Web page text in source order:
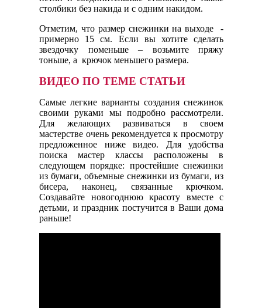
столбики без накида и с одним накидом.
Отметим, что размер снежинки на выходе -
примерно 15 см. Если вы хотите сделать
звездочку поменьше – возьмите пряжу
тоньше, а крючок меньшего размера.
ВИДЕО ПО ТЕМЕ СТАТЬИ
Самые легкие варианты создания снежинок
своими руками мы подробно рассмотрели.
Для желающих развиваться в своем
мастерстве очень рекомендуется к просмотру
предложенное ниже видео. Для удобства
поиска мастер классы расположены в
следующем порядке: простейшие снежинки
из бумаги, объемные снежинки из бумаги, из
бисера, наконец, связанные крючком.
Создавайте новогоднюю красоту вместе с
детьми, и праздник постучится в Ваши дома
раньше!